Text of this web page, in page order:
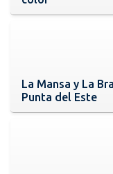
La Mansa y La
Punta del Este